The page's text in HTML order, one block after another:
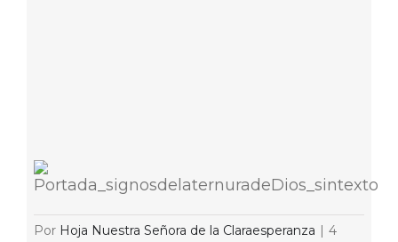
Por Hoja Nuestra Señora de la Claraesperanza
4